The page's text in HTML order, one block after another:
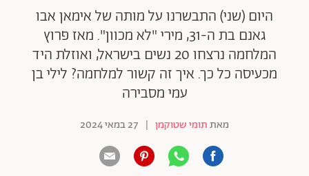
היום (שני) התבשרנו על מותה של אימאן אבו
גאנם בת ה-31, מירי "לא מכוון". מאז פרוץ
המלחמה נרצחו 20 נשים בישראל, ואוזלת היד
מכעיסה כל כך. איך זה קשור למלחמה? לילי בן
עמי מסבירה
מאתתומי שטוקמן | 27 במאי 2024